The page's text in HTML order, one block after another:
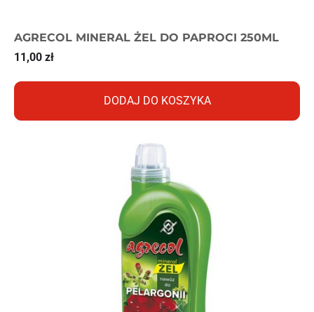
AGRECOL MINERAL ŻEL DO PAPROCI 250ML
11,00 zł
DODAJ DO KOSZYKA